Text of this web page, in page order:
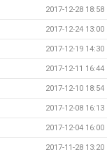
2017-12-28 18:58
2017-12-24 13:00
2017-12-19 14:30
2017-12-11 16:44
2017-12-10 18:54
2017-12-08 16:13
2017-12-04 16:00
2017-11-28 13:20